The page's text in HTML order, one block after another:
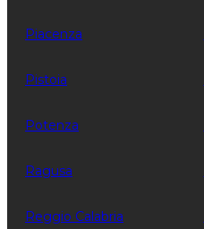
Piacenza
Pistoia
Potenza
Ragusa
Reggio Calabria